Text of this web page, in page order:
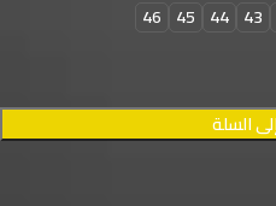
43
44
45
46
السلة